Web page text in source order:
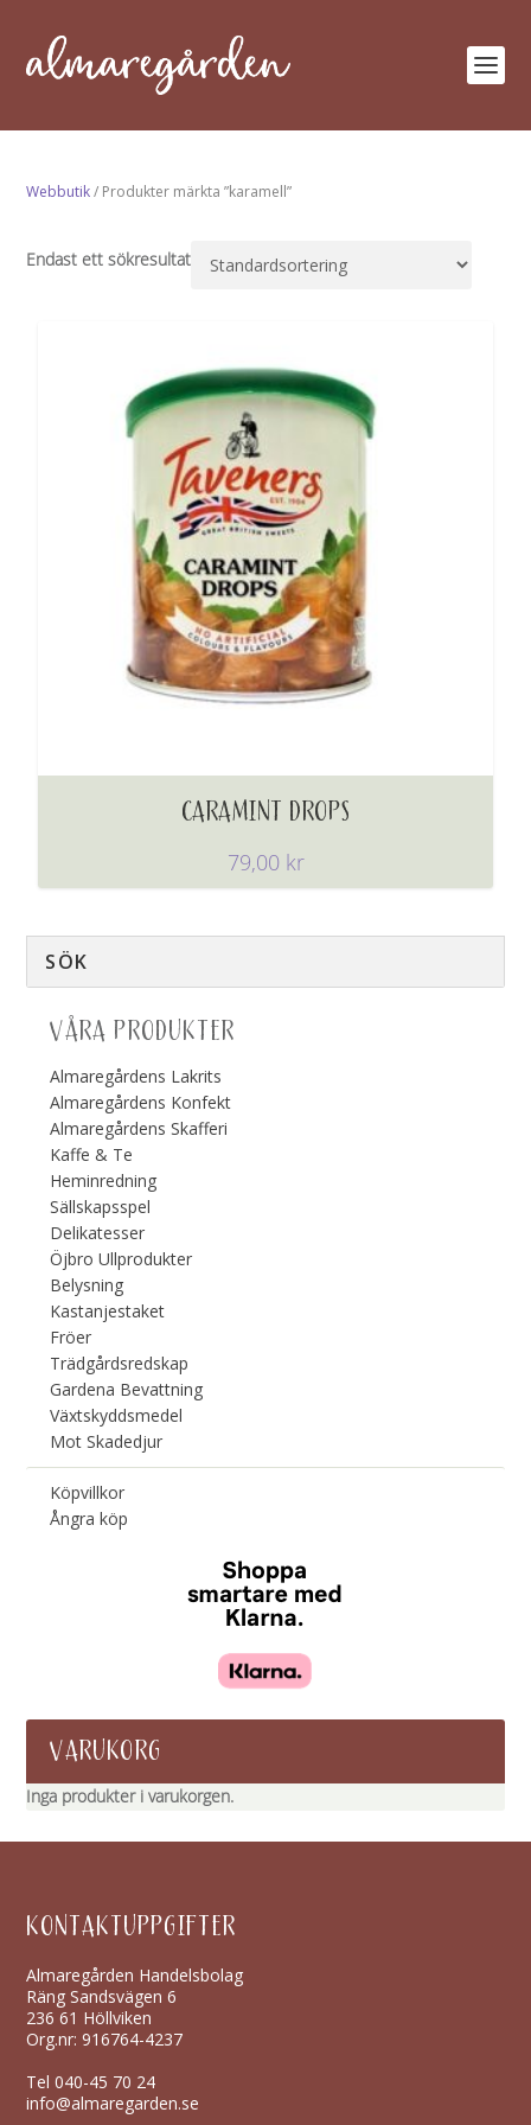
Webbutik/ Produkter märkta ”karamell”
Endast ett sökresultat
CARAMINT DROPS
79,00 kr
VÅRA PRODUKTER
Almaregårdens Lakrits
Almaregårdens Konfekt
Almaregårdens Skafferi
Kaffe & Te
Heminredning
Sällskapsspel
Delikatesser
Öjbro Ullprodukter
Belysning
Kastanjestaket
Fröer
Trädgårdsredskap
Gardena Bevattning
Växtskyddsmedel
Mot Skadedjur
Köpvillkor
Ångra köp
VARUKORG
Inga produkter i varukorgen.
KONTAKTUPPGIFTER
Almaregården Handelsbolag
Räng Sandsvägen 6
236 61 Höllviken
Org.nr: 916764-4237
Tel040-45 70 24
info@almaregarden.se